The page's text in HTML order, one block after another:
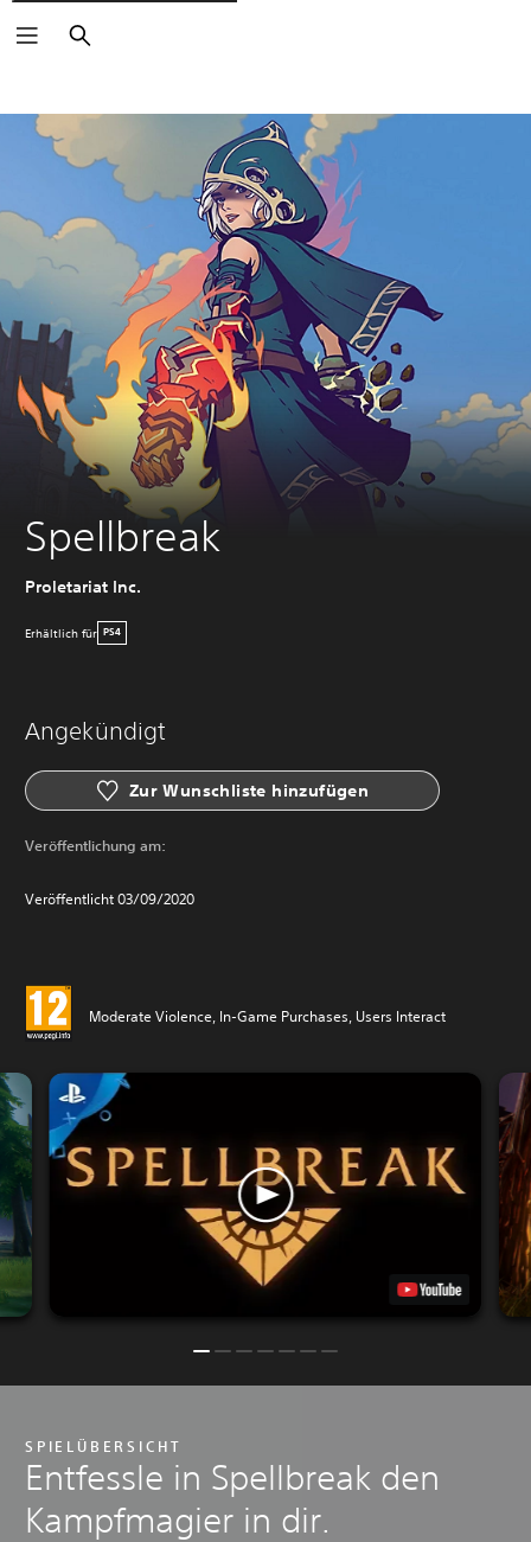
Suchen
Spellbreak
Proletariat Inc.
Erhältlich für PS4
Angekündigt
Zur Wunschliste hinzufügen
Veröffentlichung am:
Veröffentlicht 03/09/2020
Moderate Violence, In-Game Purchases, Users Interact
SPIELÜBERSICHT
Entfessle in Spellbreak den
Kampfmagier in dir.